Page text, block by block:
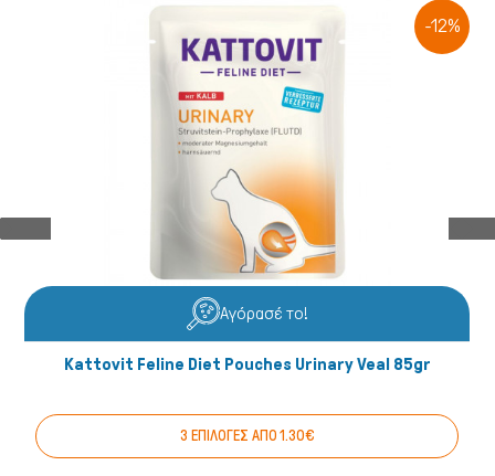
-12%
Αγόρασέ το!
Kattovit Feline Diet Pouches Urinary Veal 85gr
3 ΕΠΙΛΟΓΕΣ ΑΠΟ 1.30€